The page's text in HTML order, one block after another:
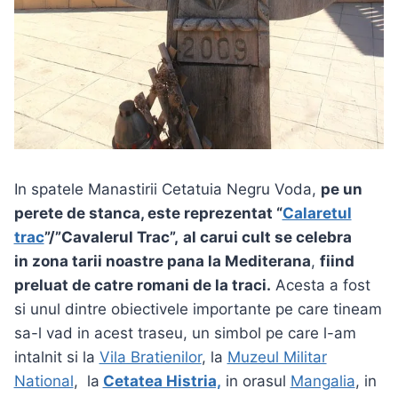
In spatele Manastirii Cetatuia Negru Voda, pe un
perete de stanca, este reprezentat “Calaretul
trac”/”Cavalerul Trac”, al carui cult se celebra
in zona tarii noastre pana la Mediterana, fiind
preluat de catre romani de la traci. Acesta a fost
si unul dintre obiectivele importante pe care tineam
sa-l vad in acest traseu, un simbol pe care l-am
intalnit si la Vila Bratienilor, la Muzeul Militar
National, la Cetatea Histria, in orasul Mangalia, in